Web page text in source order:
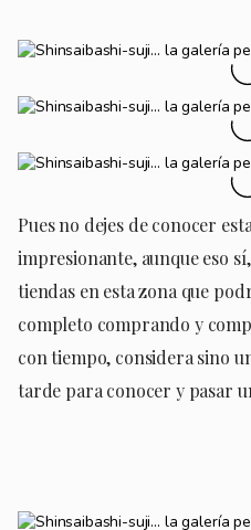
Pues no dejes de conocer
impresionante, aunque eso
tiendas en esta zona que
completo comprando y
con tiempo, considera sino
tarde para conocer y pasar